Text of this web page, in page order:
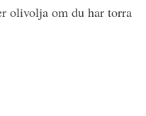
olivolja om du har torra